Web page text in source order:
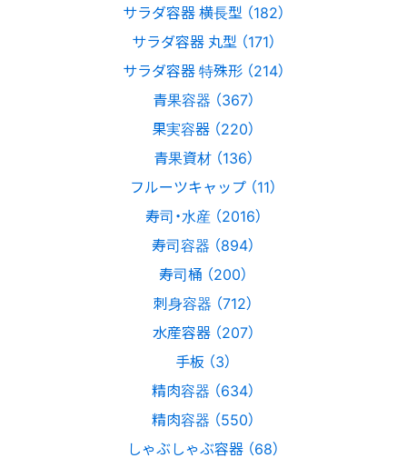
サラダ容器 横長型 （182）
サラダ容器 丸型 （171）
サラダ容器 特殊形 （214）
青果容器 （367）
果実容器 （220）
青果資材 （136）
フルーツキャップ （11）
寿司・水産 （2016）
寿司容器 （894）
寿司桶 （200）
刺身容器 （712）
水産容器 （207）
手板 （3）
精肉容器 （634）
精肉容器 （550）
しゃぶしゃぶ容器 （68）